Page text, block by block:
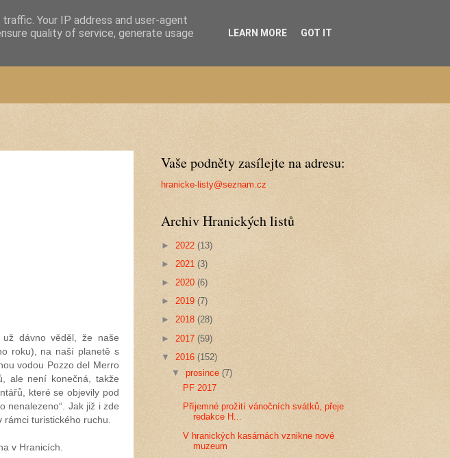
dávno věděl, že naše
roku),
na naší planetě s
vodou Pozzo del Merro
ale není konečná, takže
které se objevily pod
nenalezeno“. Jak již i zde
turistického ruchu.
v Hranicích.
Vaše podněty zasílejte na adresu:
hranicke-listy@seznam.cz
Archiv Hranických listů
► 2022 (13)
► 2021 (3)
► 2020 (6)
► 2019 (7)
► 2018 (28)
► 2017 (59)
▼ 2016 (152)
▼prosince(7)
PF 2017
Příjemné prožití vánočních svátků, přeje
redakce H...
V hranických kasárnách vznikne nové
muzeum
Your IP address and user-agent
quality of service, generate usage
LEARN MORE GOT IT